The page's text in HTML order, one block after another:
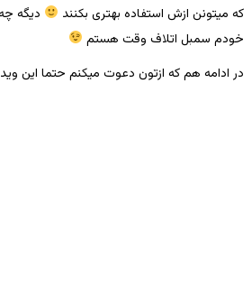
که میتونن ازش استفاده بهتری بکنند
دیگه
خودم سمبل اتلاف وقت هستم
در ادامه هم که ازتون دعوت میکنم حتما این